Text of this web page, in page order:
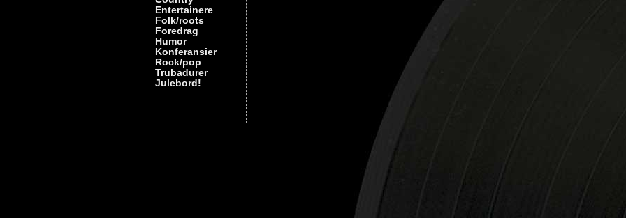
Entertainere
Folk/roots
Foredrag
Humor
Konferansier
Rock/pop
Trubadurer
Julebord!